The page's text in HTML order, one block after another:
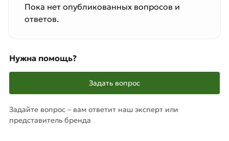
Пока нет опубликованных вопросов и
ответов.
Нужна помощь?
Задать вопрос
Задайте вопрос – вам ответит наш эксперт или
представитель бренда